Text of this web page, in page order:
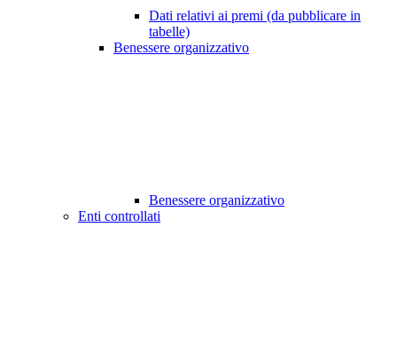
Dati relativi ai premi (da pubblicare in
tabelle)
Benessere organizzativo
Benessere organizzativo
Enti controllati